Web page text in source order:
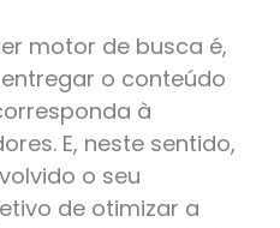
motor de busca é,
o conteúdo
à
E, neste sentido,
o seu
de otimizar a